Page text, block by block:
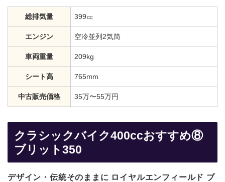
総排気量 399㏄
エンジン 空冷並列2気筒
車両重量 209kg
シート高 765mm
中古販売価格 35万〜55万円
クラシックバイク400ccおすすめ⑧
ブリット350
デザイン・伝統そのままに ロイヤルエンフィールド ブ